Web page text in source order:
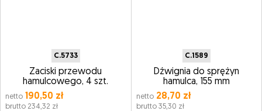
C.5733
Zaciski przewodu
hamulcowego, 4 szt.
netto 190,50 zł
brutto 234,32 zł
C.1589
Dźwignia do sprężyn
hamulca, 155 mm
netto28,70 zł
brutto 35,30 zł